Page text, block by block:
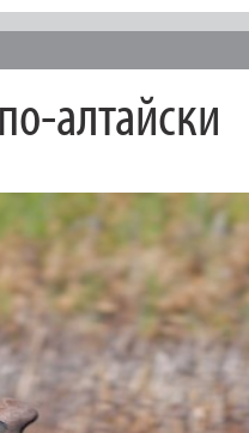
алтайски